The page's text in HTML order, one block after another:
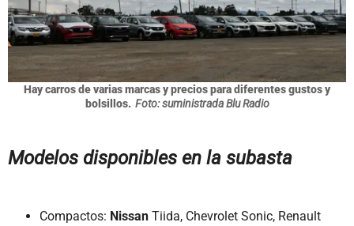
Hay carros de varias marcas y precios para diferentes gustos y
bolsillos. Foto: suministrada Blu Radio
Modelos disponibles en la subasta
Compactos: Nissan Tiida, Chevrolet Sonic, Renault